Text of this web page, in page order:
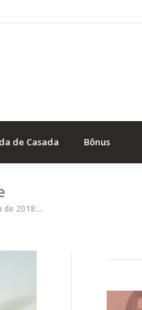
de Casada Bônus
de 2018:…